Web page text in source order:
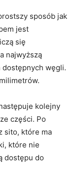
sposób jak
jest
się
najwyższą
węgli.
kolejny
części. Po
sito, które ma
które nie
dostępu do